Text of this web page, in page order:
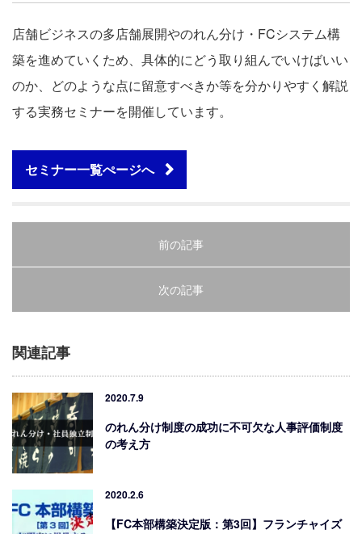
店舗ビジネスの多店舗展開やのれん分け・FCシステム構
築を進めていくため、具体的にどう取り組んでいけばいい
のか、どのような点に留意すべきか等を分かりやすく解説
する実務セミナーを開催しています。
セミナー一覧ぺージへ
前の記事
次の記事
関連記事
2020.7.9
のれん分け制度の成功に不可欠な人事評価制度
の考え方
2020.2.6
【FC本部構築決定版：第3回】フランチャイズ